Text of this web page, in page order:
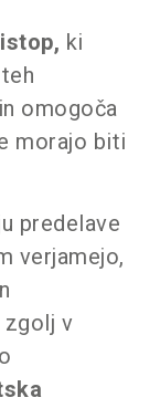
ki
omogoča
morajo biti
predelave
verjamejo,
zgolj v